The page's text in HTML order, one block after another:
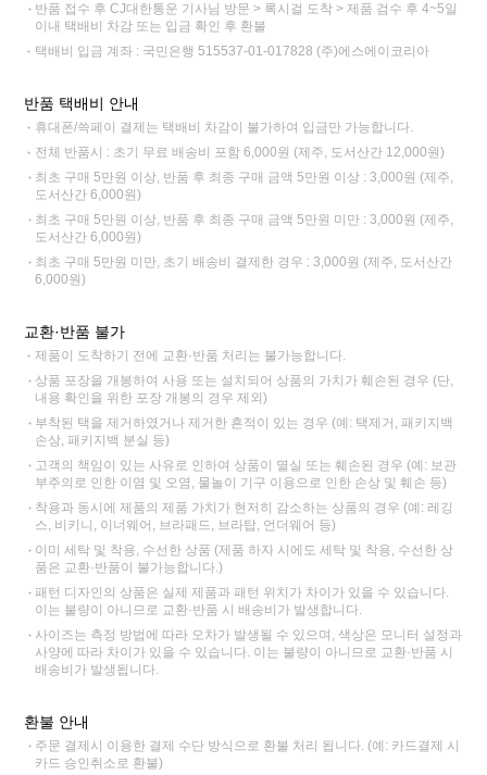
반품 접수 후 CJ대한통운 기사님 방문 > 록시걸 도착 > 제품 검수 후 4~5일
이내 택배비 차감 또는 입금 확인 후 환불
택배비 입금 계좌 : 국민은행 515537-01-017828 (주)에스에이코리아
반품 택배비 안내
휴대폰/쓱페이 결제는 택배비 차감이 불가하여 입금만 가능합니다.
전체 반품시 : 초기 무료 배송비 포함 6,000원 (제주, 도서산간 12,000원)
최초 구매 5만원 이상, 반품 후 최종 구매 금액 5만원 이상 : 3,000원 (제주,
도서산간 6,000원)
최초 구매 5만원 이상, 반품 후 최종 구매 금액 5만원 미만 : 3,000원 (제주,
도서산간 6,000원)
최초 구매 5만원 미만, 초기 배송비 결제한 경우 : 3,000원 (제주, 도서산간
6,000원)
교환·반품 불가
제품이 도착하기 전에 교환·반품 처리는 불가능합니다.
상품 포장을 개봉하여 사용 또는 설치되어 상품의 가치가 훼손된 경우 (단,
내용 확인을 위한 포장 개봉의 경우 제외)
부착된 택을 제거하였거나 제거한 흔적이 있는 경우 (예: 택제거, 패키지백
손상, 패키지백 분실 등)
고객의 책임이 있는 사유로 인하여 상품이 멸실 또는 훼손된 경우 (예: 보관
부주의로 인한 이염 및 오염, 물놀이 기구 이용으로 인한 손상 및 훼손 등)
착용과 동시에 제품의 제품 가치가 현저히 감소하는 상품의 경우 (예: 레깅
스, 비키니, 이너웨어, 브라패드, 브라탑, 언더웨어 등)
이미 세탁 및 착용, 수선한 상품 (제품 하자 시에도 세탁 및 착용, 수선한 상
품은 교환·반품이 불가능합니다.)
패턴 디자인의 상품은 실제 제품과 패턴 위치가 차이가 있을 수 있습니다.
이는 불량이 아니므로 교환·반품 시 배송비가 발생합니다.
사이즈는 측정 방법에 따라 오차가 발생될 수 있으며, 색상은 모니터 설정과
사양에 따라 차이가 있을 수 있습니다. 이는 불량이 아니므로 교환·반품 시
배송비가 발생됩니다.
환불 안내
주문 결제시 이용한 결제 수단 방식으로 환불 처리 됩니다. (예: 카드결제 시
카드 승인취소로 환불)